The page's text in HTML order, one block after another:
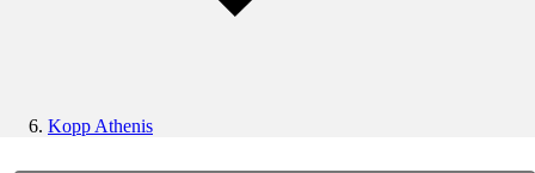
Kopp Athenis